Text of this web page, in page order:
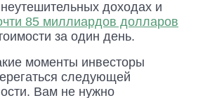
доходах и
85 миллиардов долларов
за один день.
моменты инвесторы
следующей
Вам не нужно